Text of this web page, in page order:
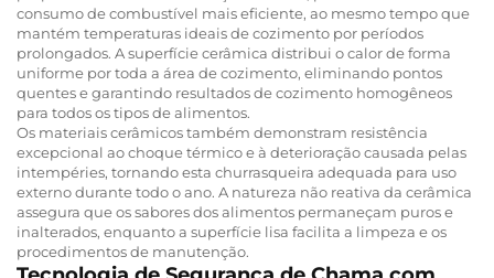
consumo de combustível mais eficiente, ao mesmo tempo que
mantém temperaturas ideais de cozimento por períodos
prolongados. A superfície cerâmica distribui o calor de forma
uniforme por toda a área de cozimento, eliminando pontos
quentes e garantindo resultados de cozimento homogêneos
para todos os tipos de alimentos.
Os materiais cerâmicos também demonstram resistência
excepcional ao choque térmico e à deterioração causada pelas
intempéries, tornando esta churrasqueira adequada para uso
externo durante todo o ano. A natureza não reativa da cerâmica
assegura que os sabores dos alimentos permaneçam puros e
inalterados, enquanto a superfície lisa facilita a limpeza e os
procedimentos de manutenção.